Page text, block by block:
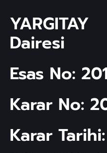
Dairesi
Esas No:
Karar No:
Karar